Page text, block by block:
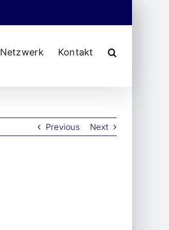
Netzwerk Kontakt
Previous Next